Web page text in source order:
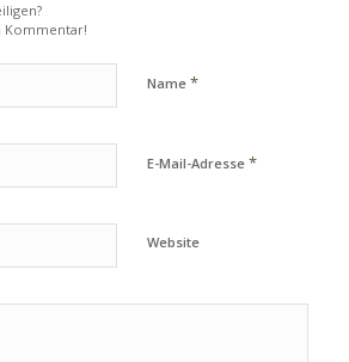
Kommentar!
Name *
E-Mail-Adresse *
Website